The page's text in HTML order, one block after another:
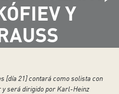
Y
[día 21]contará como solista con
y serádirigido por Karl-Heinz